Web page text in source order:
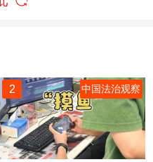
2 中国法治观察